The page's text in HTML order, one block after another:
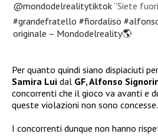
@mondodelrealitytiktok“Siete
#grandefratello #fiordaliso
originale – Mondodelreality🌎
Per quanto quindi siano dispiaciuti
Samira Lui dal GF, Alfonso
concorrenti che il gioco va avanti e
queste violazioni non sono concesse.
I concorrenti dunque non hanno